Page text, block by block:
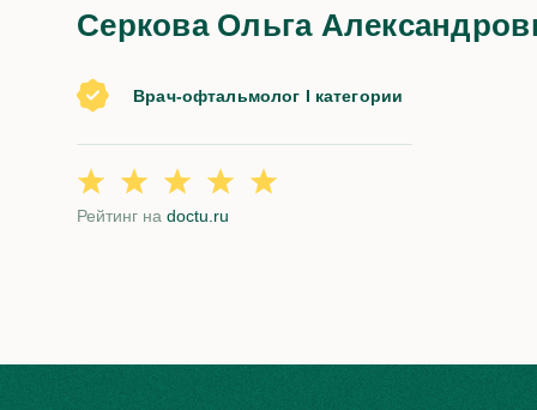
Серкова Ольга
Врач-офтальмолог I категории
Рейтинг на doctu.ru